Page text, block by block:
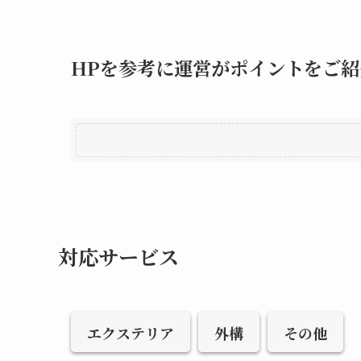
HPを参考に運営がポイントをご
対応サービス
エクステリア 外構 その他